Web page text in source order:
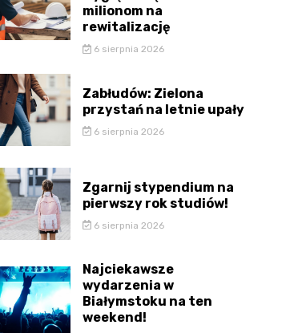
milionom na
rewitalizację
6 sierpnia 2026
Zabłudów: Zielona
przystań na letnie upały
6 sierpnia 2026
Zgarnij stypendium na
pierwszy rok studiów!
6 sierpnia 2026
Najciekawsze
wydarzenia w
Białymstoku na ten
weekend!